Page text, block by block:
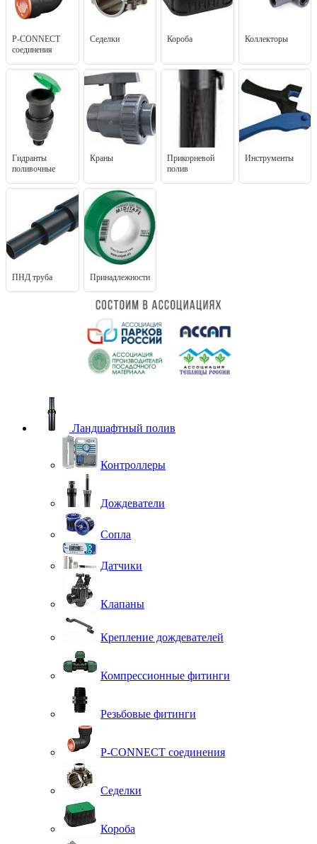
P-CONNECT
соединения
Седелки Короба Коллекторы
Гидранты
поливочные
Краны
Прикорневой
полив
Инструменты
ПНД труба Принадлежности
Ландшафтный полив
Контроллеры
Дождеватели
Сопла
Датчики
Клапаны
Крепление дождевателей
Компрессионные фитинги
Резьбовые фитинги
P-CONNECT соединения
Седелки
Короба